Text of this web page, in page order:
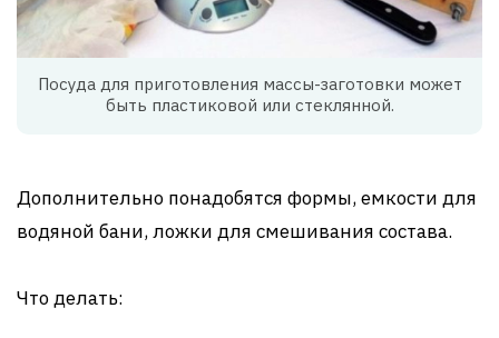
Посуда для приготовления массы-заготовки может
быть пластиковой или стеклянной.
Дополнительно понадобятся формы, емкости для
водяной бани, ложки для смешивания состава.
Что делать: